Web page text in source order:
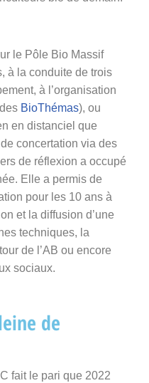
le Pôle Bio Massif
à la conduite de trois
à l’organisation
BioThémas), ou
en distanciel que
concertation via des
de réflexion a occupé
Elle a permis de
pour les 10 ans à
et la diffusion d’une
techniques, la
de l’AB ou encore
sociaux.
de
fait le pari que 2022